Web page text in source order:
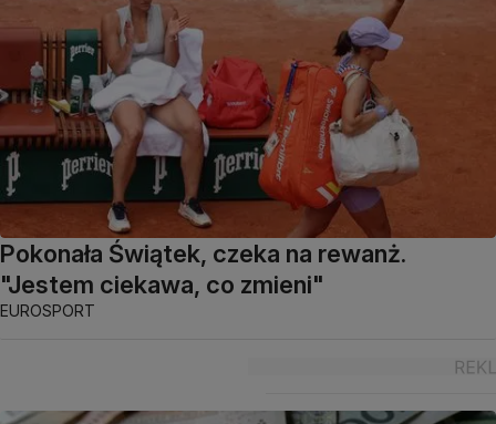
Pokonała Świątek, czeka na rewanż.
"Jestem ciekawa, co zmieni"
EUROSPORT